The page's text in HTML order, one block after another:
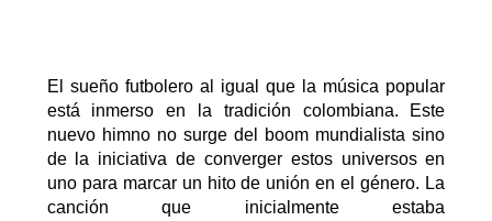
El sueño futbolero al igual que la música popular
está inmerso en la tradición colombiana. Este
nuevo himno no surge del boom mundialista sino
de la iniciativa de converger estos universos en
uno para marcar un hito de unión en el género. La
canción que inicialmente estaba